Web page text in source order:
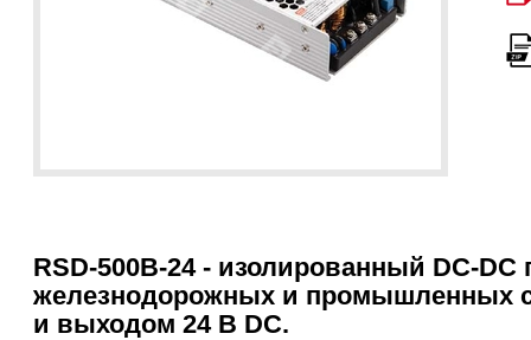
RSD-500B-24 - изолированный DC-DC
железнодорожных и промышленных
и выходом 24 В DC.